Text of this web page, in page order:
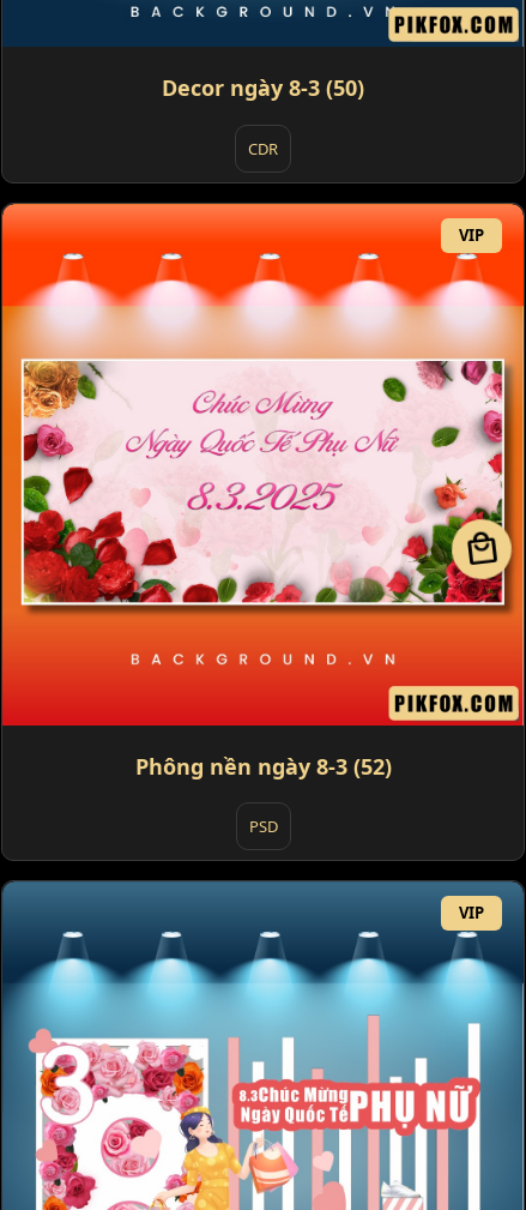
Decor ngày 8-3 (50)
CDR
VIP
Phông nền ngày 8-3 (52)
PSD
VIP
local_mall